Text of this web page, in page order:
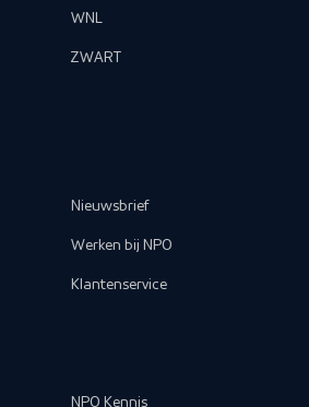
WNL
ZWART
Nieuwsbrief
Werken bij NPO
Klantenservice
NPO Kennis